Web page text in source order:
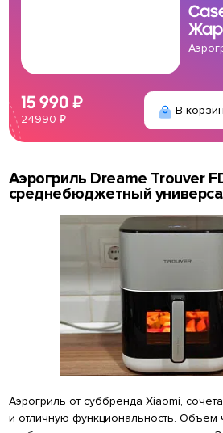
24990 ₽
15 990 ₽ В
Аэрогриль Dreame Trouver
среднебюджетный
Аэрогриль от суббренда Xiaomi,
и отличную функциональность. Объем